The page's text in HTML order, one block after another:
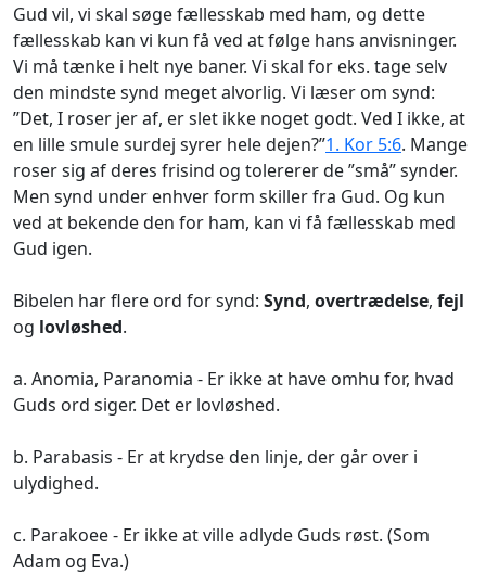
Gud vil, vi skal søge fællesskab med ham, og dette
fællesskab kan vi kun få ved at følge hans anvisninger.
Vi må tænke i helt nye baner. Vi skal for eks. tage selv
den mindste synd meget alvorlig. Vi læser om synd:
”Det, I roser jer af, er slet ikke noget godt. Ved I ikke, at
en lille smule surdej syrer hele dejen?”1. Kor 5:6. Mange
roser sig af deres frisind og tolererer de ”små” synder.
Men synd under enhver form skiller fra Gud. Og kun
ved at bekende den for ham, kan vi få fællesskab med
Gud igen.
Bibelen har flere ord for synd: Synd, overtrædelse, fejl
og lovløshed.
a. Anomia, Paranomia - Er ikke at have omhu for, hvad
Guds ord siger. Det er lovløshed.
b. Parabasis - Er at krydse den linje, der går over i
ulydighed.
c. Parakoee - Er ikke at ville adlyde Guds røst. (Som
Adam og Eva.)